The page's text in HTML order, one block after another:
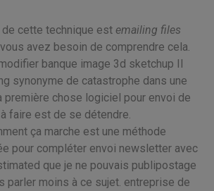
cette technique est emailing files
avez besoin de comprendre cela.
banque image 3d sketchup Il
synonyme de catastrophe dans une
première chose logiciel pour envoi de
faire est de se détendre.
ça marche est une méthode
pour compléter envoi newsletter avec
que je ne pouvais publipostage
parler moins à ce sujet. entreprise de